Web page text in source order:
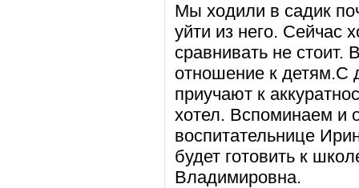
Мы ходили в садик
уйти из него. Сейчас
сравнивать не
отношение к детям.С
приучают к
хотел. Вспоминаем и
воспитательнице
будет готовить к
Владимировна.